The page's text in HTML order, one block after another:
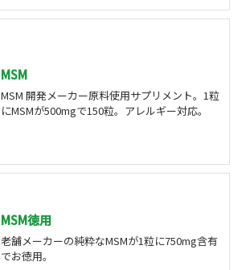
MSM
MSM 開発メーカー原料使用サプリメント。1粒
にMSMが500mgで150粒。アレルギー対応。
MSM徳用
老舗メーカーの純粋なMSMが1粒に750mg含有
でお徳用。